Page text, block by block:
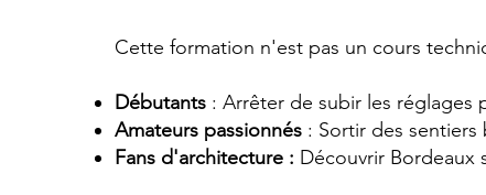
Cette formation n'est pas un cours
Débutants : Arrêter de subir les réglages
Amateurs passionnés : Sortir des sentiers
Fans d'architecture : Découvrir Bordeaux